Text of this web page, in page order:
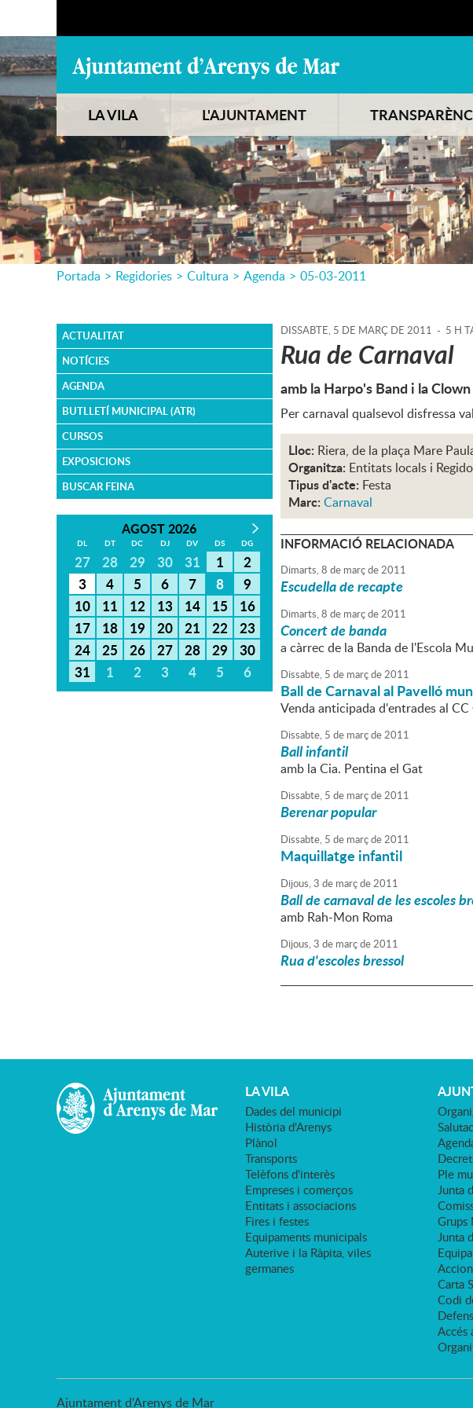
LA VILA L'AJUNTAMENT
Portada > Regidories > Cultura > Agenda > 05-03-2011
ACTUALITAT
NOTÍCIES
AGENDA
BUTLLETÍ MUNICIPAL (ATR)
CURSOS
EXPOSICIONS
BUSCAR FEINA
AGOST 2026
DL DT DC DJ DV DS DG
27 28 29 30 31 1
2
3
4 5 6 7 8
9
10
11 12 13 14 15
16
17
18 19 20 21 22
23
24
25 26 27 28 29
30
31
1 2 3 4 5 6
DISSABTE, 5 DE MARÇ DE 2011 - 5 H
Rua de Carnaval
amb la Harpo's Band i la
Per carnaval qualsevol disfressa
Lloc: Riera, de la plaça Mare
Organitza: Entitats locals i
Tipus d'acte: Festa
Marc: Carnaval
INFORMACIÓ RELACIONADA
Dimarts,8 de marçde2011
Escudella de recapte
Dimarts,8 de marçde2011
Concert de banda
a càrrec de la Banda de l'Escola
Dissabte, 5 de marçde2011
Ball de Carnaval al Pavelló
Venda anticipada d'entrades al
Dissabte, 5 de marçde2011
Ball infantil
amb la Cia. Pentina el Gat
Dissabte, 5 de marçde2011
Berenar popular
Dissabte, 5 de marçde2011
Maquillatge infantil
Dijous,3 de marçde2011
Ball de carnaval de les escoles
amb Rah-Mon Roma
Dijous,3 de marçde2011
Rua d'escoles bressol
LA VILA
Dades del municipi
Història d'Arenys
Plànol
Transports
Telèfons d'interès
Empreses i comerços
Entitats i associacions
Fires i festes
Equipaments municipals
Auterive i la Ràpita, viles
germanes
Ple
Junta
Grups
Junta
Carta
Codi
Accés
Ajuntament d'Arenys de Mar